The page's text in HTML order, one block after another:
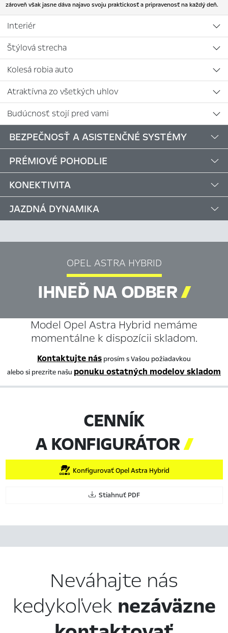
zároveň však jasne dáva najavo svoju praktickosť a pripravenosť na každý deň.
Interiér
Štýlová strecha
Kolesá robia auto
Atraktívna zo všetkých uhlov
Budúcnosť stojí pred vami
BEZPEČNOSŤ A ASISTENČNÉ SYSTÉMY
PRÉMIOVÉ POHODLIE
KONEKTIVITA
JAZDNÁ DYNAMIKA
OPEL ASTRA HYBRID
IHNEĎ NA ODBER
Model Opel Astra Hybrid nemáme
momentálne k dispozícii skladom.
Kontaktujte nás prosím s Vašou požiadavkou
alebo si prezrite našu ponuku ostatných modelov skladom
CENNÍK
A KONFIGURÁTOR
Konfigurovať Opel Astra Hybrid
Stiahnuť PDF
Neváhajte nás
kedykoľvek nezáväzne